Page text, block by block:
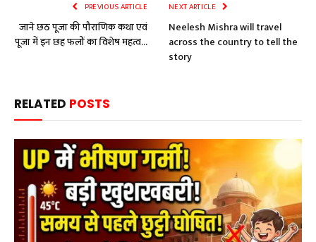
PREVIOUS ARTICLE
जाने छठ पूजा की पौराणिक कथा एवं
पूजा में इन छह फलों का विशेष महत्व…
NEXT ARTICLE
Neelesh Mishra will travel
across the country to tell the
story
RELATED POSTS